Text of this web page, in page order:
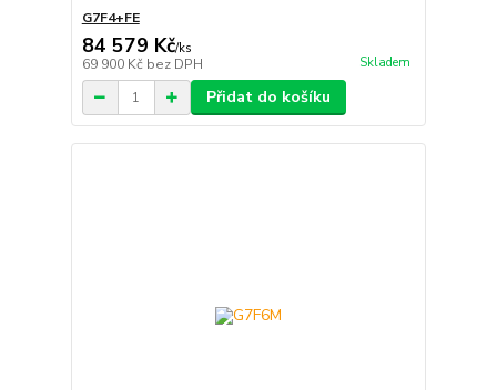
G7F4+FE
84 579 Kč/ks
69 900 Kč bez DPH Skladem
Přidat do košíku